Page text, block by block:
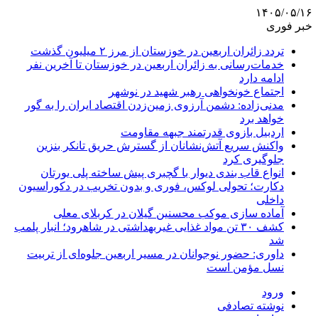
۱۴۰۵/۰۵/۱۶
خبر فوری
تردد زائران اربعین در خوزستان از مرز ۲ میلیون گذشت
خدمات‌رسانی به زائران اربعین در خوزستان تا آخرین نفر
ادامه دارد
اجتماع خونخواهی رهبر شهید در نوشهر
مدنی‌زاده: دشمن آرزوی زمین‌زدن اقتصاد ایران را به گور
خواهد برد
اردبیل بازوی قدرتمند جبهه مقاومت
واکنش سریع آتش‌نشانان از گسترش حریق تانکر بنزین
جلوگیری کرد
انواع قاب بندی دیوار با گچبری پیش ساخته پلی یورتان
دکارت؛ تحولی لوکس، فوری و بدون تخریب در دکوراسیون
داخلی
آماده سازی موکب محسنین گیلان در کربلای معلی
کشف ۳۰ تن مواد غذایی غیربهداشتی در شاهرود؛ انبار پلمب
شد
داوری: حضور نوجوانان در مسیر اربعین جلوه‌ای از تربیت
نسل مؤمن است
ورود
نوشته تصادفی